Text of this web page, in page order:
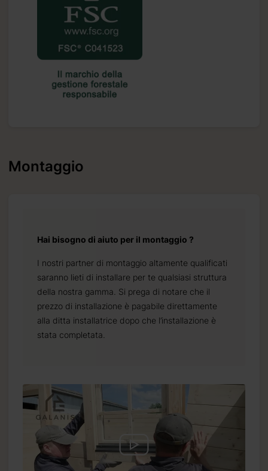
Montaggio
Hai bisogno di aiuto per il montaggio ?
I nostri partner di montaggio altamente qualificati
saranno lieti di installare per te qualsiasi struttura
della nostra gamma. Si prega di notare che il
prezzo di installazione è pagabile direttamente
alla ditta installatrice dopo che l’installazione è
stata completata.